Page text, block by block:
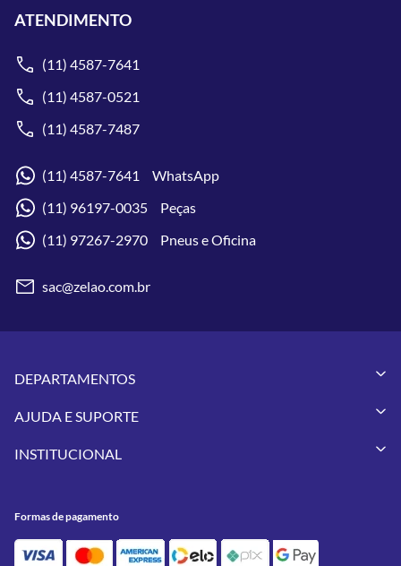
ATENDIMENTO
(11) 4587-7641
(11) 4587-0521
(11) 4587-7487
(11) 4587-7641 WhatsApp
(11) 96197-0035 Peças
(11) 97267-2970 Pneus e Oficina
sac@zelao.com.br
DEPARTAMENTOS
Vestuários
Pneus
Utilidades
Feminino
AJUDA E SUPORTE
Meus Pedidos
Política de Privacidade
INSTITUCIONAL
Contato
Formas de pagamento